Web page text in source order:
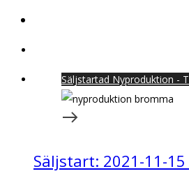
Säljstartad Nyproduktion -
Säljstart: 2021-11-15